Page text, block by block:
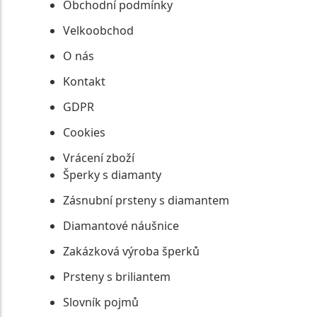
Obchodní podmínky
Velkoobchod
O nás
Kontakt
GDPR
Cookies
Vrácení zboží
Šperky s diamanty
Zásnubní prsteny s diamantem
Diamantové náušnice
Zakázková výroba šperků
Prsteny s briliantem
Slovník pojmů